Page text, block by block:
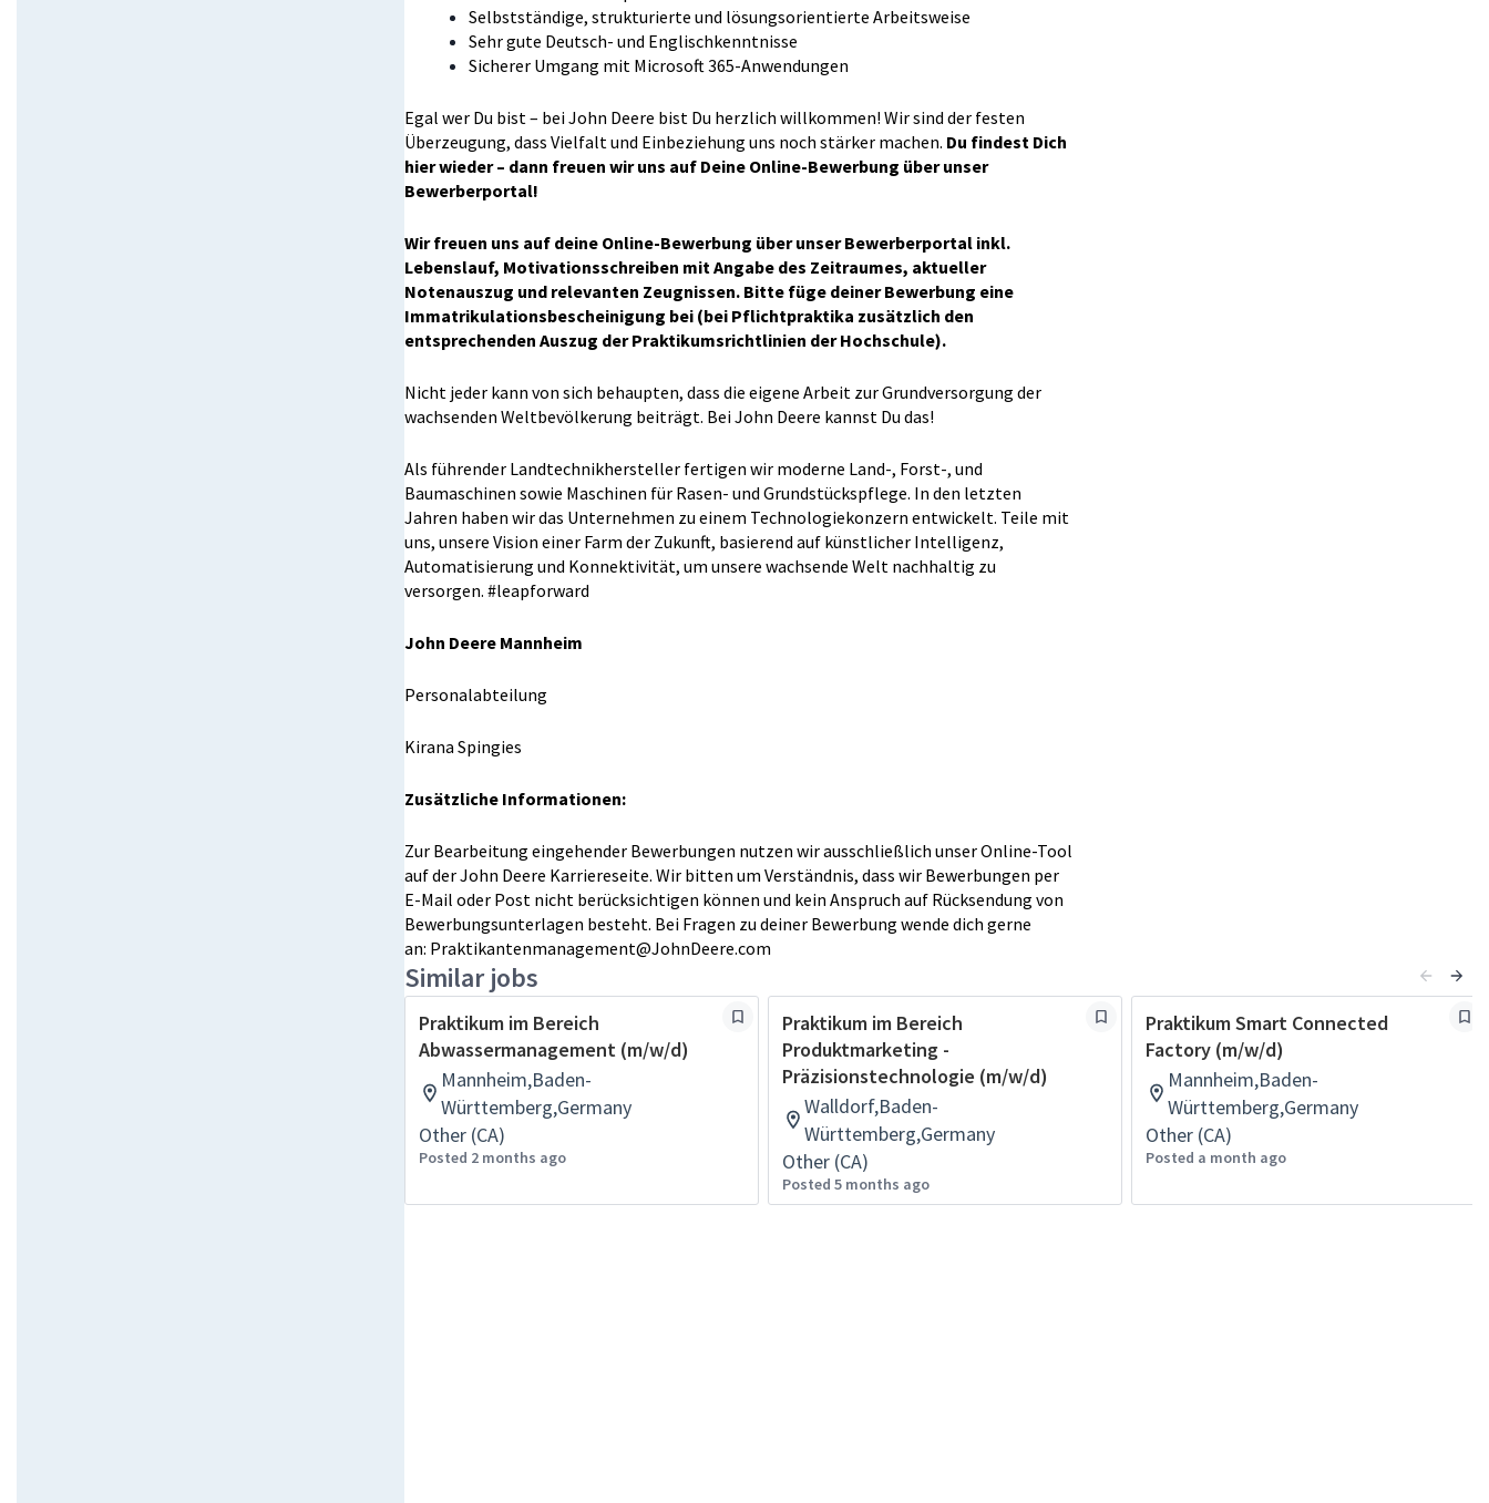
Selbstständige, strukturierte und lösungsorientierte Arbeitsweise
Sehr gute Deutsch- und Englischkenntnisse
Sicherer Umgang mit Microsoft 365-Anwendungen
Egal wer Du bist – bei John Deere bist Du herzlich willkommen! Wir sind der festen
Überzeugung, dass Vielfalt und Einbeziehung uns noch stärker machen. Du findest Dich
hier wieder – dann freuen wir uns auf Deine Online-Bewerbung über unser
Bewerberportal!
Wir freuen uns auf deine Online-Bewerbung über unser Bewerberportal inkl.
Lebenslauf, Motivationsschreiben mit Angabe des Zeitraumes, aktueller
Notenauszug und relevanten Zeugnissen. Bitte füge deiner Bewerbung eine
Immatrikulationsbescheinigung bei (bei Pflichtpraktika zusätzlich den
entsprechenden Auszug der Praktikumsrichtlinien der Hochschule).
Nicht jeder kann von sich behaupten, dass die eigene Arbeit zur Grundversorgung der
wachsenden Weltbevölkerung beiträgt. Bei John Deere kannst Du das!
Als führender Landtechnikhersteller fertigen wir moderne Land-, Forst-, und
Baumaschinen sowie Maschinen für Rasen- und Grundstückspflege. In den letzten
Jahren haben wir das Unternehmen zu einem Technologiekonzern entwickelt. Teile mit
uns, unsere Vision einer Farm der Zukunft, basierend auf künstlicher Intelligenz,
Automatisierung und Konnektivität, um unsere wachsende Welt nachhaltig zu
versorgen. #leapforward
John Deere Mannheim
Personalabteilung
Kirana Spingies
Zusätzliche Informationen:
Zur Bearbeitung eingehender Bewerbungen nutzen wir ausschließlich unser Online-Tool
auf der John Deere Karriereseite. Wir bitten um Verständnis, dass wir Bewerbungen per
E-Mail oder Post nicht berücksichtigen können und kein Anspruch auf Rücksendung von
Bewerbungsunterlagen besteht. Bei Fragen zu deiner Bewerbung wende dich gerne
an: Praktikantenmanagement@JohnDeere.com
Similar jobs
Praktikum im Bereich
Abwassermanagement (m/w/d)
Mannheim,Baden-
Württemberg,Germany
Other (CA)
Posted 2 months ago
Praktikum im Bereich
Produktmarketing -
Präzisionstechnologie (m/w/d)
Walldorf,Baden-
Württemberg,Germany
Other (CA)
Posted 5 months ago
Praktikum Smart Connected
Factory (m/w/d)
Mannheim,Baden-
Württemberg,Germany
Other (CA)
Posted a month ago